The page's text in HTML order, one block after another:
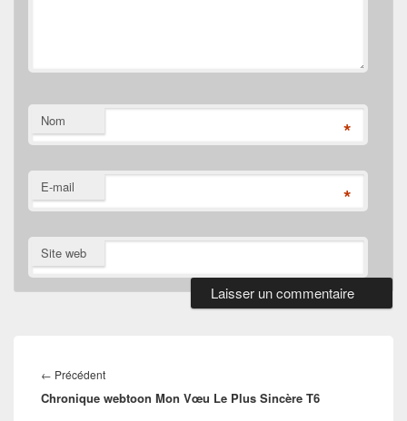
Nom *
E-mail *
Site web
de
l’article
← PrécédentArticle
précédent :
Chronique webtoon Mon Vœu Le Plus Sincère T6